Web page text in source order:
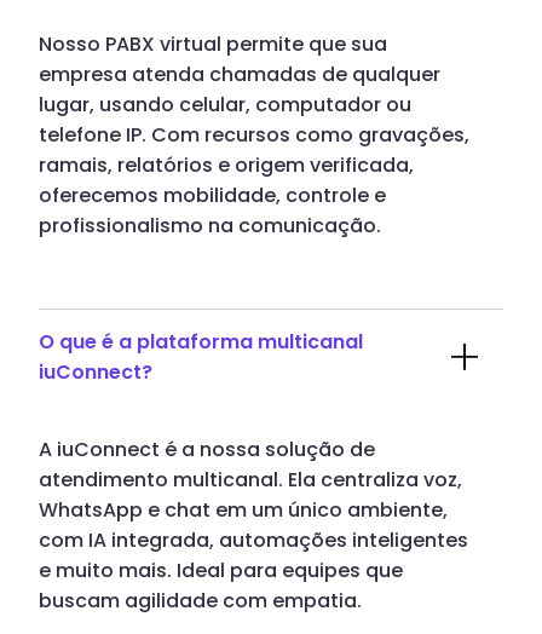
Nosso PABX virtual permite que sua
empresa atenda chamadas de qualquer
lugar, usando celular, computador ou
telefone IP. Com recursos como gravações,
ramais, relatórios e origem verificada,
oferecemos mobilidade, controle e
profissionalismo na comunicação.
O que é a plataforma multicanal
iuConnect?
A iuConnect é a nossa solução de
atendimento multicanal. Ela centraliza voz,
WhatsApp e chat em um único ambiente,
com IA integrada, automações inteligentes
e muito mais. Ideal para equipes que
buscam agilidade com empatia.